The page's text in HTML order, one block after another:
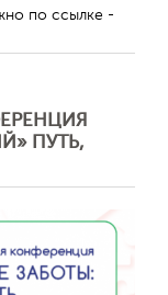
по ссылке -
ПУТЬ,